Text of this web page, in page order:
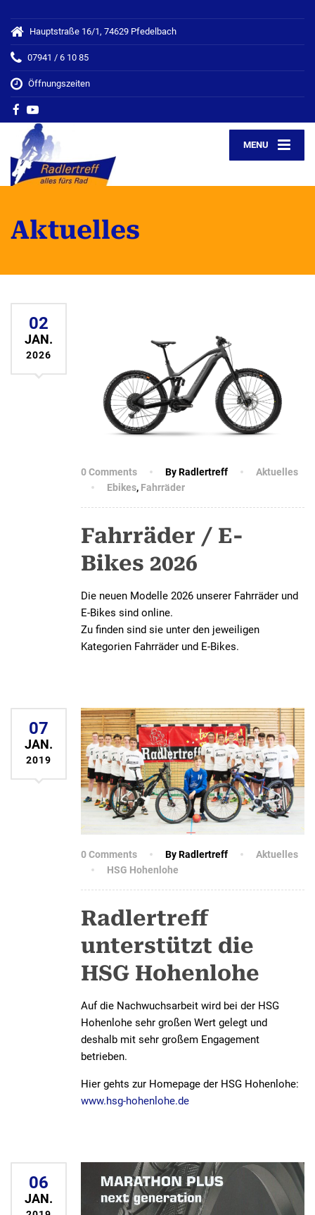
Hauptstraße 16/1, 74629 Pfedelbach
07941 / 6 10 85
Öffnungszeiten
MENU
Aktuelles
02
JAN.
2026
0 Comments By Radlertreff
Aktuelles
Ebikes, Fahrräder
Fahrräder / E-
Bikes 2026
Die neuen Modelle 2026 unserer Fahrräder und
E-Bikes sind online.
Zu finden sind sie unter den jeweiligen
Kategorien Fahrräder und E-Bikes.
07
JAN.
2019
0 Comments By Radlertreff
Aktuelles
HSG Hohenlohe
Radlertreff
unterstützt die
HSG Hohenlohe
Auf die Nachwuchsarbeit wird bei der HSG
Hohenlohe sehr großen Wert gelegt und
deshalb mit sehr großem Engagement
betrieben.
Hier gehts zur Homepage der HSG Hohenlohe:
www.hsg-hohenlohe.de
06
JAN.